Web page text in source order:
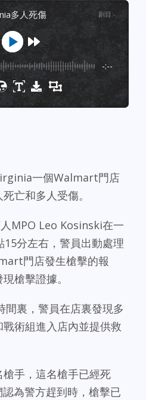
多人死傷 剧目 :-
-:--
一個Walmart門店
亡和多人受傷。
MPO Leo Kosinski在一
分左右，警員出動處理
門店發生槍擊的報
槍擊證據。
間裏，警員在店裏發現多
術組進入店內並提供救
手，這名槍手已經死
為警方趕到時，槍擊已